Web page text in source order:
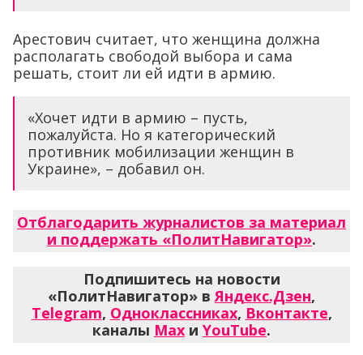
Арестович считает, что женщина должна
располагать свободой выбора и сама
решать, стоит ли ей идти в армию.
«Хочет идти в армию – пусть,
пожалуйста. Но я категорический
противник мобилизации женщин в
Украине», – добавил он.
Отблагодарить журналистов за материал
и поддержать «ПолитНавигатор».
Подпишитесь на новости
«ПолитНавигатор» вЯндекс.Дзен,
Telegram, Одноклассниках, Вконтакте,
каналы Max и YouTube.